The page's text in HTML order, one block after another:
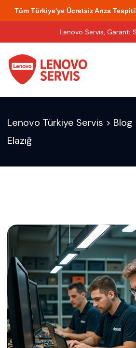
Tüm Türkiye'ye Ücretsiz Arıza
Lenovo Servis, Garanti
Lenovo Türkiye Servis > Blog
Elazığ